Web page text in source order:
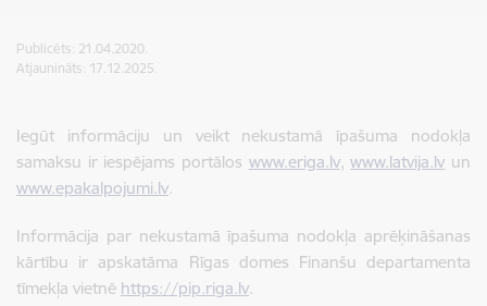
Publicēts: 21.04.2020.
Atjaunināts: 17.12.2025.
Iegūt informāciju un veikt nekustamā īpašuma nodokļa
samaksu ir iespējams portālos www.eriga.lv,www.latvija.lv un
www.epakalpojumi.lv.
Informācija par nekustamā īpašuma nodokļa aprēķināšanas
kārtību ir apskatāma Rīgas domes Finanšu departamenta
tīmekļa vietnē https://pip.riga.lv.